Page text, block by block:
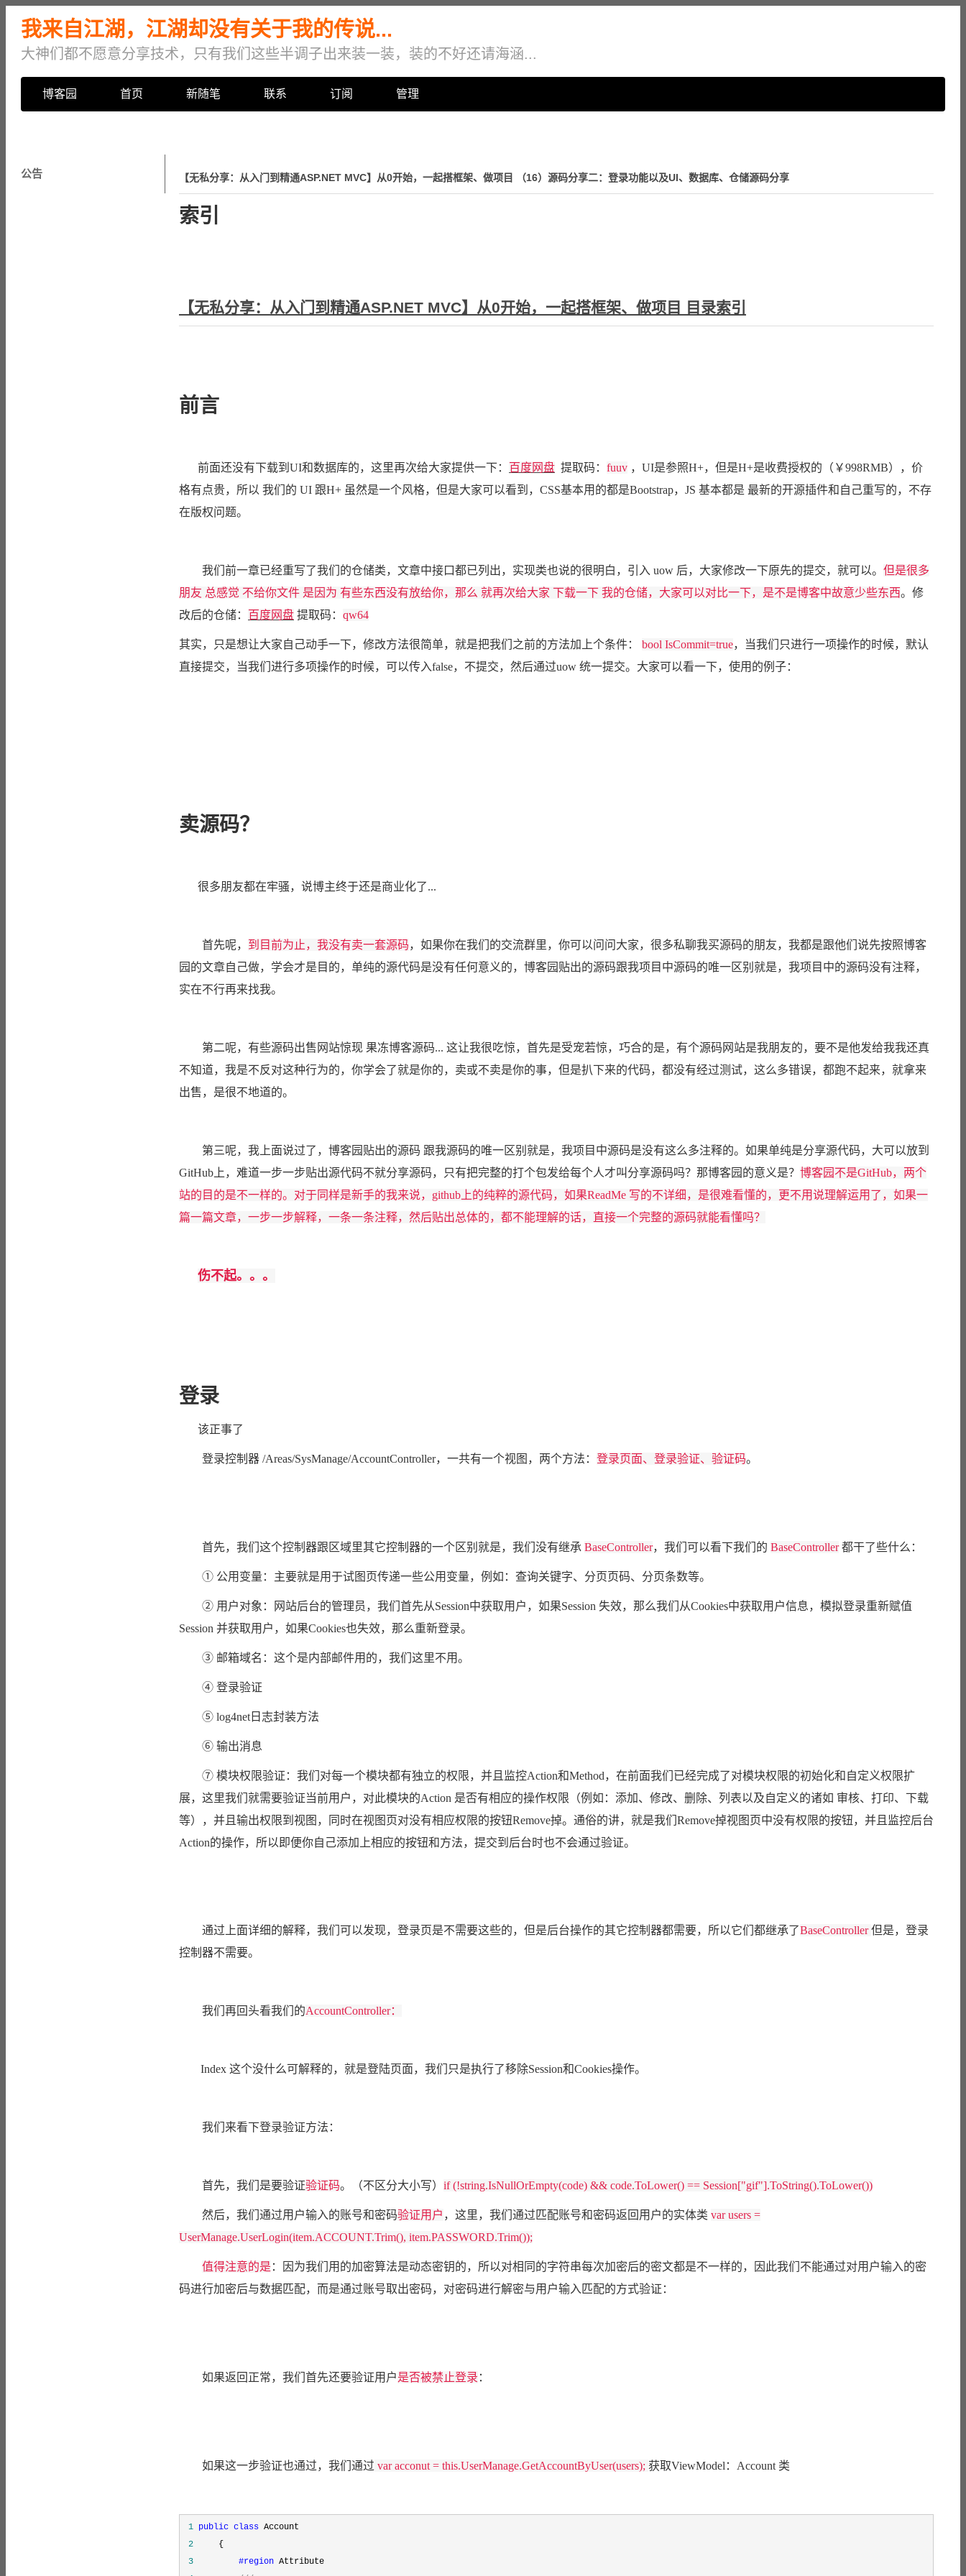
我来自江湖，江湖却没有关于我的传说...
大神们都不愿意分享技术，只有我们这些半调子出来装一装，装的不好还请海涵...
博客园 首页 新随笔 联系 订阅 管理
【无私分享：从入门到精通ASP.NET MVC】从0开始，一起搭框架、做项目 （16）源码分享二：登录功能以及UI、数据库、仓储源码分享
索引
【无私分享：从入门到精通ASP.NET MVC】从0开始，一起搭框架、做项目 目录索引
前言
前面还没有下载到UI和数据库的，这里再次给大家提供一下： 百度网盘 提取码： fuuv ，UI是参照H+，但是H+是收费授权的（￥998RMB），价
格有点贵，所以 我们的 UI 跟H+ 虽然是一个风格，但是大家可以看到，CSS基本用的都是Bootstrap，JS 基本都是 最新的开源插件和自己重写的，不存
在版权问题。
我们前一章已经重写了我们的仓储类，文章中接口都已列出，实现类也说的很明白，引入 uow 后，大家修改一下原先的提交，就可以。 但是很多
朋友 总感觉 不给你文件 是因为 有些东西没有放给你，那么 就再次给大家 下载一下 我的仓储，大家可以对比一下，是不是博客中故意少些东西。修
改后的仓储： 百度网盘 提取码： qw64
其实，只是想让大家自己动手一下，修改方法很简单，就是把我们之前的方法加上个条件： bool IsCommit=true，当我们只进行一项操作的时候，默认
直接提交，当我们进行多项操作的时候，可以传入false，不提交，然后通过uow 统一提交。大家可以看一下，使用的例子：
卖源码？
很多朋友都在牢骚，说博主终于还是商业化了...
首先呢， 到目前为止， 我没有卖一套源码，如果你在我们的交流群里，你可以问问大家，很多私聊我买源码的朋友，我都是跟他们说先按照博客
园的文章自己做，学会才是目的，单纯的源代码是没有任何意义的，博客园贴出的源码跟我项目中源码的唯一区别就是，我项目中的源码没有注释，
实在不行再来找我。
第二呢，有些源码出售网站惊现 果冻博客源码... 这让我很吃惊，首先是受宠若惊，巧合的是，有个源码网站是我朋友的，要不是他发给我我还真
不知道，我是不反对这种行为的，你学会了就是你的，卖或不卖是你的事，但是扒下来的代码，都没有经过测试，这么多错误，都跑不起来，就拿来
出售，是很不地道的。
第三呢，我上面说过了，博客园贴出的源码 跟我源码的唯一区别就是，我项目中源码是没有这么多注释的。 如果单纯是分享源代码，大可以放到
GitHub上，难道一步一步贴出源代码不就分享源码，只有把完整的打个包发给每个人才叫分享源码吗？那博客园的意义是？ 博客园不是GitHub，两个
站的目的是不一样的。对于同样是新手的我来说，github上的纯粹的源代码，如果ReadMe 写的不详细，是很难看懂的，更不用说理解运用了，如果一
篇一篇文章，一步一步解释，一条一条注释，然后贴出总体的，都不能理解的话，直接一个完整的源码就能看懂吗？
伤不起。。。
登录
该正事了
登录控制器 /Areas/SysManage/AccountController，一共有一个视图，两个方法： 登录页面、登录验证、验证码。
首先，我们这个控制器跟区域里其它控制器的一个区别就是，我们没有继承 BaseController，我们可以看下我们的 BaseController都干了些什么：
① 公用变量：主要就是用于试图页传递一些公用变量，例如：查询关键字、分页页码、分页条数等。
② 用户对象：网站后台的管理员，我们首先从Session中获取用户，如果Session 失效，那么我们从Cookies中获取用户信息，模拟登录重新赋值
Session 并获取用户，如果Cookies也失效，那么重新登录。
③ 邮箱域名：这个是内部邮件用的，我们这里不用。
④ 登录验证
⑤ log4net日志封装方法
⑥ 输出消息
⑦ 模块权限验证：我们对每一个模块都有独立的权限，并且监控Action和Method，在前面我们已经完成了对模块权限的初始化和自定义权限扩
展，这里我们就需要验证当前用户，对此模块的Action 是否有相应的操作权限（例如：添加、修改、删除、列表以及自定义的诸如 审核、打印、下载
等），并且输出权限到视图，同时在视图页对没有相应权限的按钮Remove掉。通俗的讲，就是我们Remove掉视图页中没有权限的按钮，并且监控后台
Action的操作，所以即便你自己添加上相应的按钮和方法，提交到后台时也不会通过验证。
通过上面详细的解释，我们可以发现，登录页是不需要这些的，但是后台操作的其它控制器都需要，所以它们都继承了BaseController但是，登录
控制器不需要。
我们再回头看我们的AccountController：
Index 这个没什么可解释的，就是登陆页面，我们只是执行了移除Session和Cookies操作。
我们来看下登录验证方法：
首先，我们是要验证验证码。（不区分大小写） if (!string.IsNullOrEmpty(code) && code.ToLower() == Session["gif"].ToString().ToLower())
然后，我们通过用户输入的账号和密码验证用户 ，这里，我们通过匹配账号和密码返回用户的实体类 var users =
UserManage.UserLogin(item.ACCOUNT.Trim(), item.PASSWORD.Trim());
值得注意的是 ：因为我们用的加密算法是动态密钥的，所以对相同的字符串每次加密后的密文都是不一样的，因此我们不能通过对用户输入的密
码进行加密后与数据匹配，而是通过账号取出密码，对密码进行解密与用户输入匹配的方式验证：
如果返回正常，我们首先还要验证用户是否被禁止登录 ：
如果这一步验证也通过，我们通过 var acconut = this.UserManage.GetAccountByUser(users); 获取ViewModel：Account 类
1 public class
2
3
#region
公告